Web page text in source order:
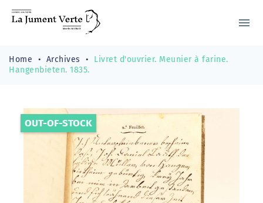
menu
Home Archives
Livret d'ouvrier. Meunier à farine.
Hangenbieten. 1835.
OUT-OF-STOCK